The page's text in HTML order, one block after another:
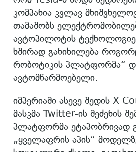
კომპანია კვლავ
თამაშობს
ავტოპილოტის
ხშირად განიხილება
რობოტიკის პლატფორმა“
ავტომწარმოებელი.
იმპერიაში ასევე შედის X
მასკმა Twitter-ის შეძენის
პლატფორმა ეტაპობრივად
„ყველაფრის აპის“